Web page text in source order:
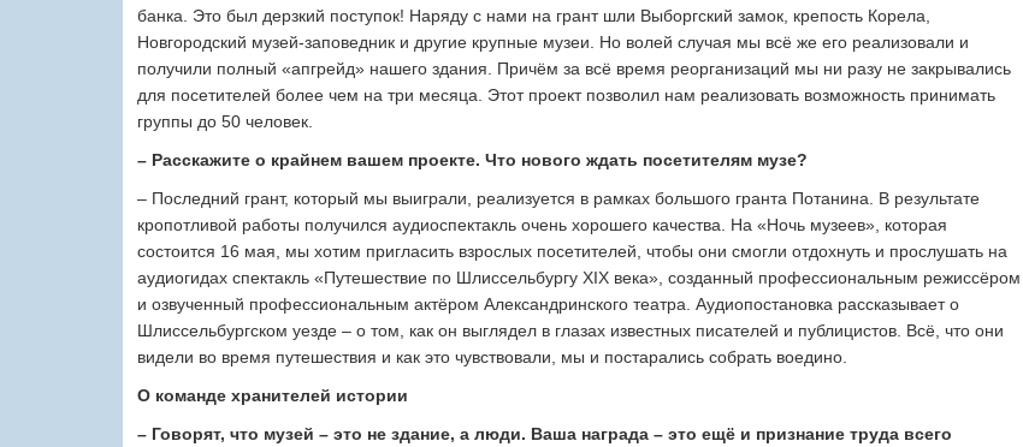
банка. Это был дерзкий поступок! Наряду с нами на грант шли Выборгский замок, крепость Корела,
Новгородский музей-заповедник и другие крупные музеи. Но волей случая мы всё же его реализовали и
получили полный «апгрейд» нашего здания. Причём за всё время реорганизаций мы ни разу не закрывались
для посетителей более чем на три месяца. Этот проект позволил нам реализовать возможность принимать
группы до 50 человек.
– Расскажите о крайнем вашем проекте. Что нового ждать посетителям музе?
– Последний грант, который мы выиграли, реализуется в рамках большого гранта Потанина. В результате
кропотливой работы получился аудиоспектакль очень хорошего качества. На «Ночь музеев», которая
состоится 16 мая, мы хотим пригласить взрослых посетителей, чтобы они смогли отдохнуть и прослушать на
аудиогидах спектакль «Путешествие по Шлиссельбургу XIX века», созданный профессиональным режиссёром
и озвученный профессиональным актёром Александринского театра. Аудиопостановка рассказывает о
Шлиссельбургском уезде – о том, как он выглядел в глазах известных писателей и публицистов. Всё, что они
видели во время путешествия и как это чувствовали, мы и постарались собрать воедино.
О команде хранителей истории
– Говорят, что музей – это не здание, а люди. Ваша награда – это ещё и признание труда всего